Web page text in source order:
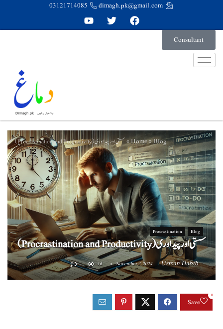
dimagh.pk@gmail.com
03121714085
Consultant
Home»Blog
»سستی اور پیداوری (Procrastination and Productivity)
Blog
Procrastination
سستی اور پیداوری (Procrastination and Productivity)
Usman Habib
November 2, 2024
16
Save
0